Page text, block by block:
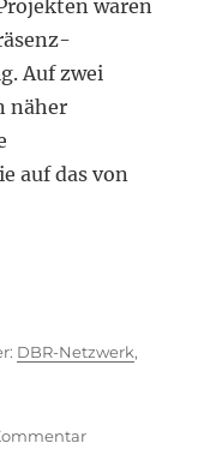
waren
Auf zwei
näher
auf das von
Schlagwörter
DBR-Netzwerk,
zu